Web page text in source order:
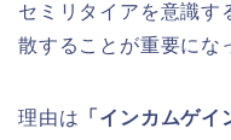
セミリタイアを意識す
散することが重要にな
理由は 「インカムゲ